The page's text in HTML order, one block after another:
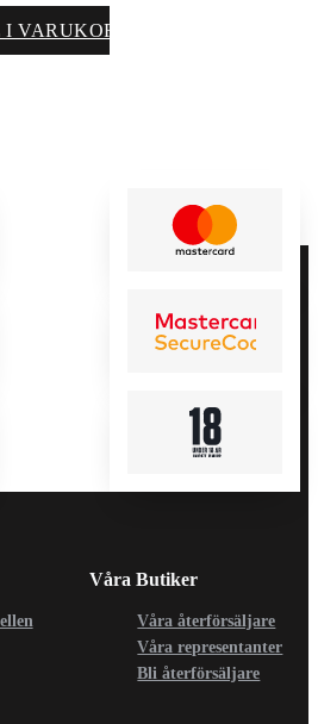
VARUKORG
Våra Butiker
Våra återförsäljare
Våra representanter
Bli återförsäljare